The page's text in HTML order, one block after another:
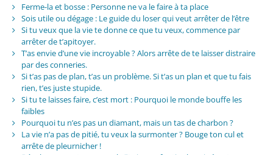
Ferme-la et bosse : Personne ne va le faire à ta place
Sois utile ou dégage : Le guide du loser qui veut arrêter de l’être
Si tu veux que la vie te donne ce que tu veux, commence par
arrêter de t’apitoyer.
T’as envie d’une vie incroyable ? Alors arrête de te laisser distraire
par des conneries.
Si t’as pas de plan, t’as un problème. Si t’as un plan et que tu fais
rien, t’es juste stupide.
Si tu te laisses faire, c’est mort : Pourquoi le monde bouffe les
faibles
Pourquoi tu n’es pas un diamant, mais un tas de charbon ?
La vie n’a pas de pitié, tu veux la surmonter ? Bouge ton cul et
arrête de pleurnicher !